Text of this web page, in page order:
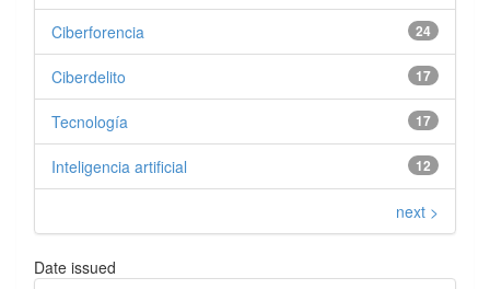
24
Ciberforencia
17
Ciberdelito
17
Tecnología
12
Inteligencia artificial
next >
Date issued